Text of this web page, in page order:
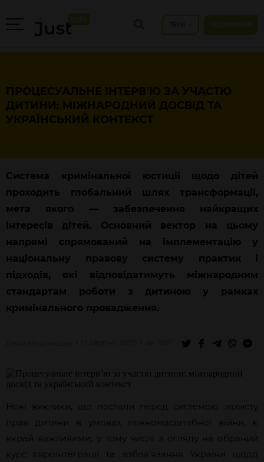
ПРОЦЕСУАЛЬНЕ ІНТЕРВ’Ю ЗА УЧАСТЮ
ДИТИНИ: МІЖНАРОДНИЙ ДОСВІД ТА
УКРАЇНСЬКИЙ КОНТЕКСТ
Система кримінальної юстиції щодо дітей
проходить глобальний шлях трансформації,
мета якого — забезпечення найкращих
інтересів дітей. Основний вектор на цьому
напрямі спрямований на імплементацію у
національну правову систему практик і
підходів, які відповідатимуть міжнародним
стандартам роботи з дитиною у рамках
кримінального провадження.
Нові виклики, що постали перед системою захисту
прав дитини в умовах повномасштабної війни, є
вкрай важливими, у тому числі з огляду на обраний
курс євроінтеграції та зобов’язання України щодо